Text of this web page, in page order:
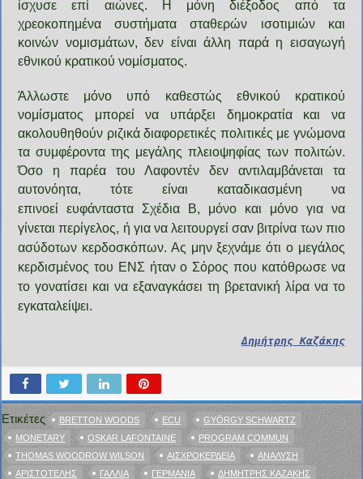
ίσχυσε επί αιώνες. Η μόνη διέξοδος από τα
χρεοκοπημένα συστήματα σταθερών ισοτιμιών και
κοινών νομισμάτων, δεν είναι άλλη παρά η εισαγωγή
εθνικού κρατικού νομίσματος.
Άλλωστε μόνο υπό καθεστώς εθνικού κρατικού
νομίσματος μπορεί να υπάρξει δημοκρατία και να
ακολουθηθούν ριζικά διαφορετικές πολιτικές με γνώμονα
τα συμφέροντα της μεγάλης πλειοψηφίας των πολιτών.
Όσο η παρέα του Λαφοντέν δεν αντιλαμβάνεται τα
αυτονόητα, τότε είναι καταδικασμένη να
επινοεί ευφάνταστα Σχέδια Β, μόνο και μόνο για να
γίνεται περίγελος, ή για να λειτουργεί σαν βιτρίνα των πιο
ασύδοτων κερδοσκόπων. Ας μην ξεχνάμε ότι ο μεγάλος
κερδισμένος του ΕΝΣ ήταν ο Σόρος που κατόθρωσε να
το γονατίσει και να εξαναγκάσει τη βρετανική λίρα να το
εγκαταλείψει.
Δημήτρης Καζάκης
Ετικέτες BRETTON WOODS ECU
GYÖRGY SCHWARTZ
MONETARY
OSKAR LAFONTAINE
PROGRAM COMMUN
THOMAS WOODROW WILSON
ΑΙΣΧΡΟΚΈΡΔΕΙΑ
ΑΝΆΛΥΣΗ
ΑΡΙΣΤΟΤΈΛΗΣ
ΓΑΛΛΊΑ ΓΕΡΜΑΝΊΑ
ΔΗΜΉΤΡΗΣ ΚΑΖΆΚΗΣ